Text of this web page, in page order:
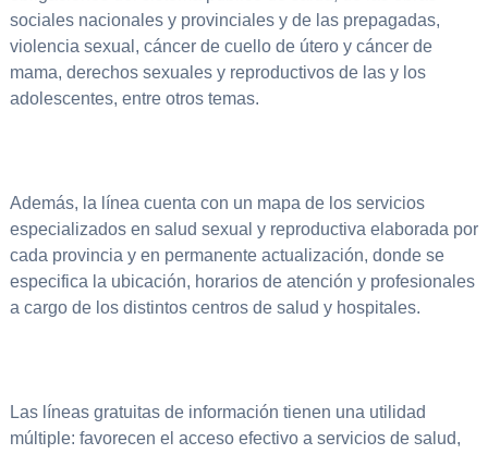
sociales nacionales y provinciales y de las prepagadas,
violencia sexual, cáncer de cuello de útero y cáncer de
mama, derechos sexuales y reproductivos de las y los
adolescentes, entre otros temas.
Además, la línea cuenta con un mapa de los servicios
especializados en salud sexual y reproductiva elaborada por
cada provincia y en permanente actualización, donde se
especifica la ubicación, horarios de atención y profesionales
a cargo de los distintos centros de salud y hospitales.
Las líneas gratuitas de información tienen una utilidad
múltiple: favorecen el acceso efectivo a servicios de salud,